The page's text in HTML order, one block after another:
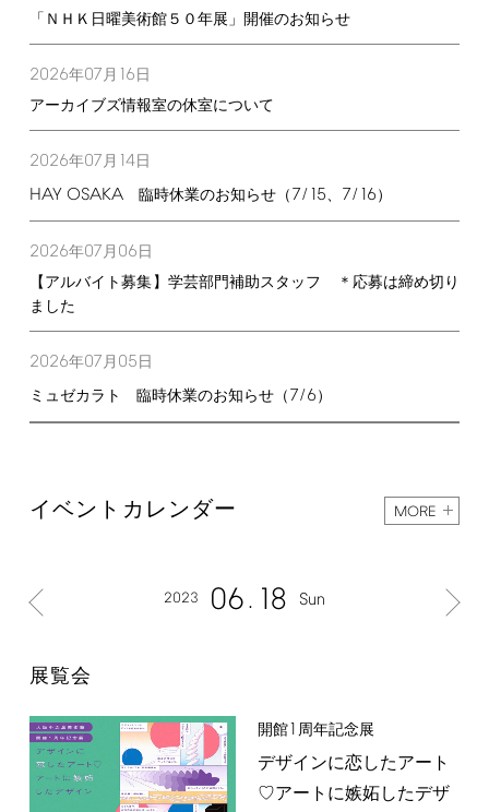
「ＮＨＫ日曜美術館５０年展」開催のお知らせ
2026年07月 16日
アーカイブズ情報室の休室について
2026年07月 14日
HAY OSAKA臨時休業のお知らせ（7/15、 7/16）
2026年07月 06日
【アルバイト募集】学芸部門補助スタッフ ＊応募は締め切り
ました
2026年07月 05日
ミュゼカラト 臨時休業のお知らせ（7/6）
イベントカレンダー MORE
2023 06 18 Sun
展覧会
開館1 周年記念展
デザインに恋したアート
♡アートに嫉妬したデザ